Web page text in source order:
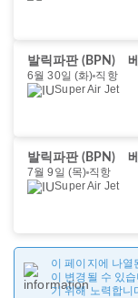
발릭파판 (BPN)
6월 30일 (화) 직항
Super Air Jet
발릭파판 (BPN)
7월 9일 (목) 직항
Super Air Jet
이 페이지에 나열
이 변경될 수 있
기 위해 노력합니